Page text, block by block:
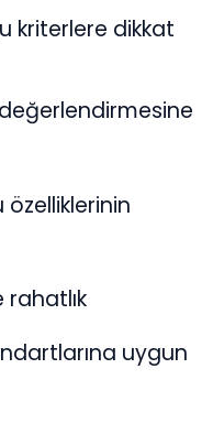
kriterlere dikkat
değerlendirmesine
özelliklerinin
rahatlık
uygun